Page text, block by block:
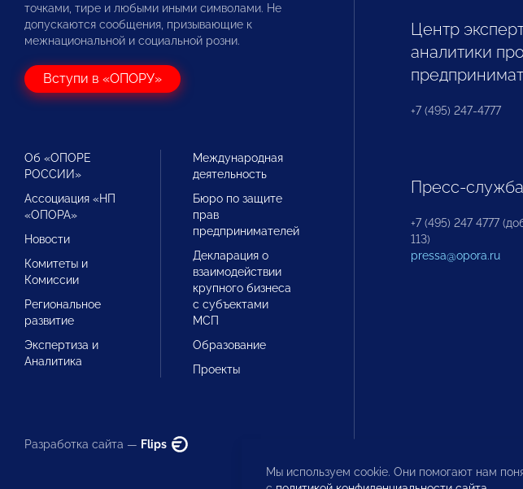
точками, тире и любыми иными символами. Не
допускаются сообщения, призывающие к
межнациональной и социальной розни.
Вступи в «ОПОРУ»
Об «ОПОРЕ
РОССИИ»
Ассоциация «НП
«ОПОРА»
Новости
Комитеты и
Комиссии
Региональное
развитие
Экспертиза и
Аналитика
Международная
деятельность
Бюро по защите
прав
предпринимателей
Декларация о
взаимодействии
крупного бизнеса
с субъектами
МСП
Образование
Проекты
Разработка сайта — Flips
Центр
аналитики
+7 (495) 247-4777
Пресс-служба
+7 (495) 247 4777
113)
pressa@opora.ru
Мы используем cookie. Они помогают нам